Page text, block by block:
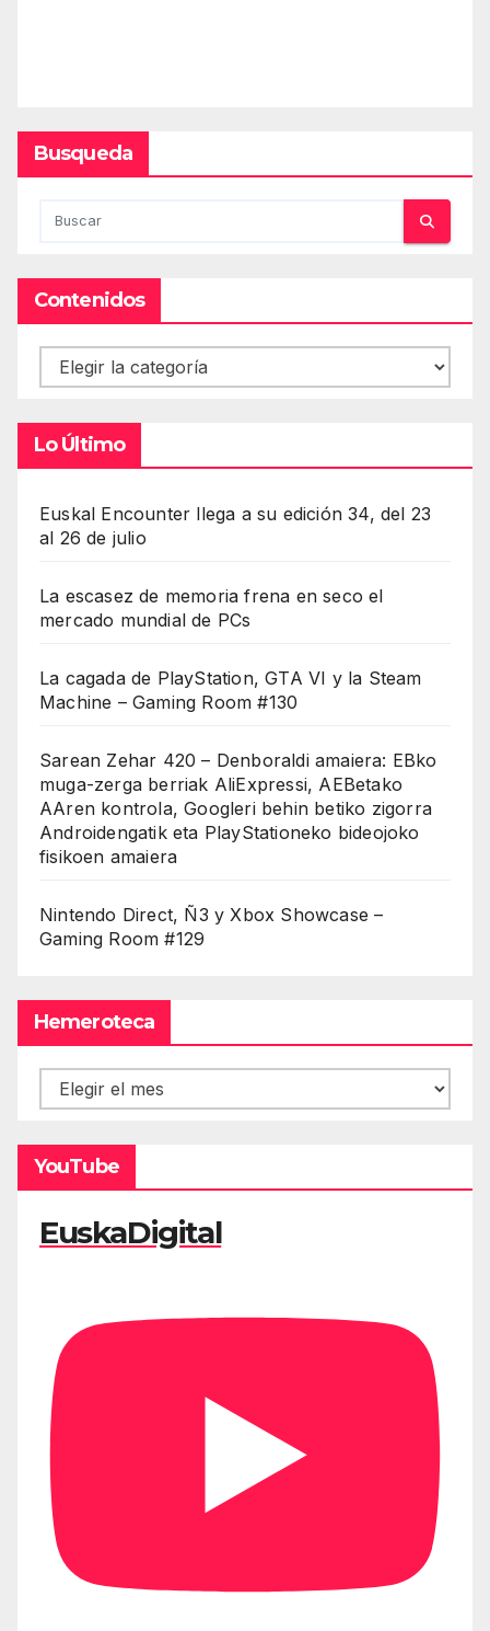
Busqueda
Contenidos
Contenidos
Lo Último
Euskal Encounter llega a su edición 34, del 23
al 26 de julio
La escasez de memoria frena en seco el
mercado mundial de PCs
La cagada de PlayStation, GTA VI y la Steam
Machine – Gaming Room #130
Sarean Zehar 420 – Denboraldi amaiera: EBko
muga-zerga berriak AliExpressi, AEBetako
AAren kontrola, Googleri behin betiko zigorra
Androidengatik eta PlayStationeko bideojoko
fisikoen amaiera
Nintendo Direct, Ñ3 y Xbox Showcase –
Gaming Room #129
Hemeroteca
Hemeroteca
YouTube
EuskaDigital